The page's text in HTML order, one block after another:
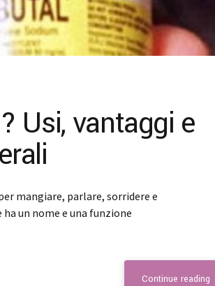
Usi, vantaggi e
mangiare, parlare, sorridere e
un nome e una funzione
Continue reading